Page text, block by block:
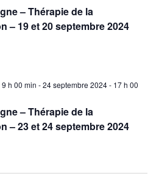
– Thérapie de la
– 19 et 20 septembre 2024
– Thérapie de la
– 23 et 24 septembre 2024
h 00 min -24 septembre 2024 - 17 h 00